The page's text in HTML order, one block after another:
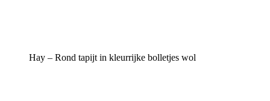
Hay – Rond tapijt in kleurrijke bolletjes wol